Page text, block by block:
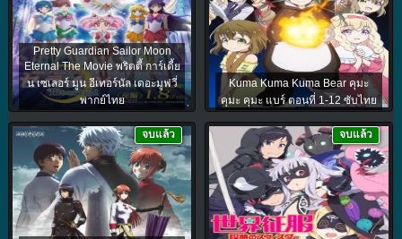
Pretty Guardian Sailor Moon
Eternal The Movie พริตตี้ การ์เดี้ย
น เซเลอร์ มูน อีเทอร์นัล เดอะมูฟวี่
พากย์ไทย
Kuma Kuma Kuma Bear คุมะ
คุมะ คุมะ แบร์ ตอนที่ 1-12 ซับไทย
จบแล้ว จบแล้ว